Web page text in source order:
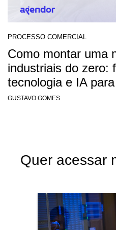
PROCESSO COMERCIAL
Como montar uma
industriais do zero:
tecnologia e IA
GUSTAVO GOMES
Quer acessar